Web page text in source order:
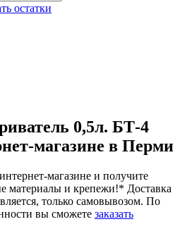
остатки
0,5л. БТ-4
магазине в Перми
магазине и получите
материалы и крепежи!* Доставка
только самовывозом. По
вы сможете заказать